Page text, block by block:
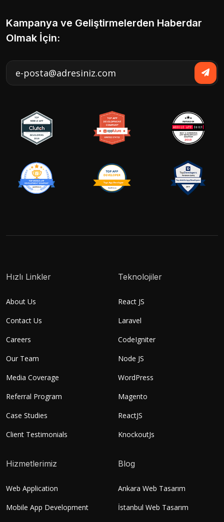
Kampanya ve Geliştirmelerden Haberdar
Olmak İçin:
Hızlı Linkler
About Us
Contact Us
Careers
Our Team
Media Coverage
Referral Program
Case Studies
Client Testimonials
Teknolojiler
React JS
Laravel
CodeIgniter
Node JS
WordPress
Magento
ReactJS
KnockoutJs
Hizmetlerimiz
Web Application
Mobile App Development
Blog
Ankara Web Tasarım
İstanbul Web Tasarım